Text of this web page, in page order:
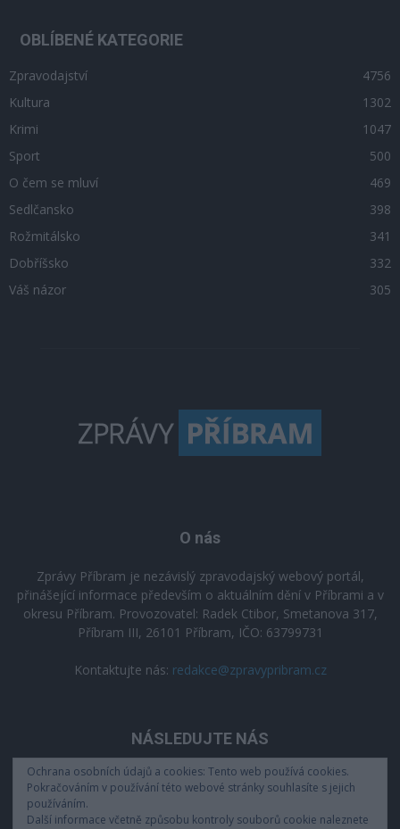
OBLÍBENÉ KATEGORIE
Zpravodajství
4756
Kultura
1302
Krimi
1047
Sport
500
O čem se mluví
469
Sedlčansko
398
Rožmitálsko
341
Dobříšsko
332
Váš názor
305
O nás
Zprávy Příbram je nezávislý zpravodajský webový portál,
přinášející informace především o aktuálním dění v Příbrami a v
okresu Příbram. Provozovatel: Radek Ctibor, Smetanova 317,
Příbram III, 26101 Příbram, IČO: 63799731
Kontaktujte nás: redakce@zpravypribram.cz
NÁSLEDUJTE NÁS
Ochrana osobních údajů a cookies: Tento web používá cookies.
Pokračováním v používání této webové stránky souhlasíte s jejich
používáním.
Další informace včetně způsobu kontroly souborů cookie naleznete